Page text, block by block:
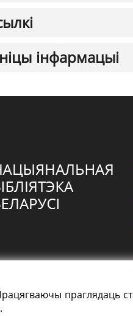
інфармацыі
праглядаць